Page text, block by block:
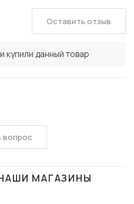
купили данный товар
Оставить отзыв
вопрос
МАГАЗИНЫ